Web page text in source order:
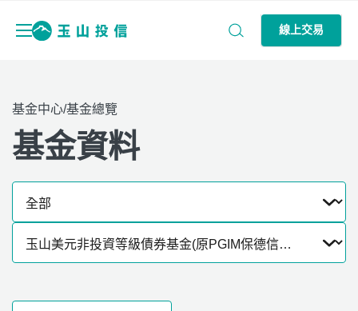
線上交易
基金中心/基金總覽
基金資料